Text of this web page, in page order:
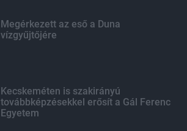
Megérkezett az eső a Duna
vízgyűjtőjére
Kecskeméten is szakirányú
továbbképzésekkel erősít a Gál Ferenc
Egyetem